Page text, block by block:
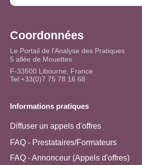
Coordonnées
Le Portail de l'Analyse des Pratiques
5 allée de Mouettes
F-33500 Libourne, France
Tel:+33(0)7 75 78 16 68
Informations pratiques
Diffuser un appels d'offres
FAQ - Prestataires/Formateurs
FAQ - Annonceur (Appels d'offres)